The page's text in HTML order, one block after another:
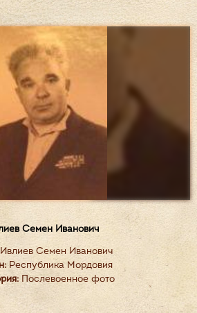
Семен Иванович
Семен Иванович
Республика Мордовия
Послевоенное фото